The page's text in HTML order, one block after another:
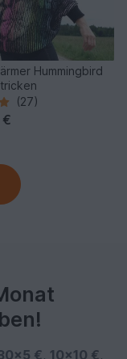
Hummingbird
(27)
€
€, 10×10 €,